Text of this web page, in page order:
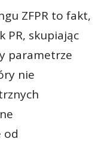
ZFPR to fakt,
PR, skupiając
parametrze
nie
od